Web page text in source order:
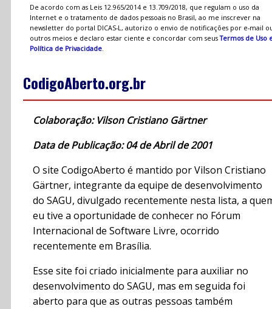
De acordo com as Leis 12.965/2014 e 13.709/2018, que regulam o uso da
Internet e o tratamento de dados pessoais no Brasil, ao me inscrever na
newsletter do portal DICAS-L, autorizo o envio de notificações por e-mail
outros meios e declaro estar ciente e concordar com seusTermos de Uso
Política de Privacidade.
CodigoAberto.org.br
Colaboração: Vilson Cristiano Gärtner
Data de Publicação: 04 de Abril de 2001
O site CodigoAberto é mantido por Vilson Cristiano
Gärtner, integrante da equipe de desenvolvimento
do SAGU, divulgado recentemente nesta lista, a
eu tive a oportunidade de conhecer no Fórum
Internacional de Software Livre, ocorrido
recentemente em Brasília.
Esse site foi criado inicialmente para auxiliar no
desenvolvimento do SAGU, mas em seguida foi
aberto para que as outras pessoas também